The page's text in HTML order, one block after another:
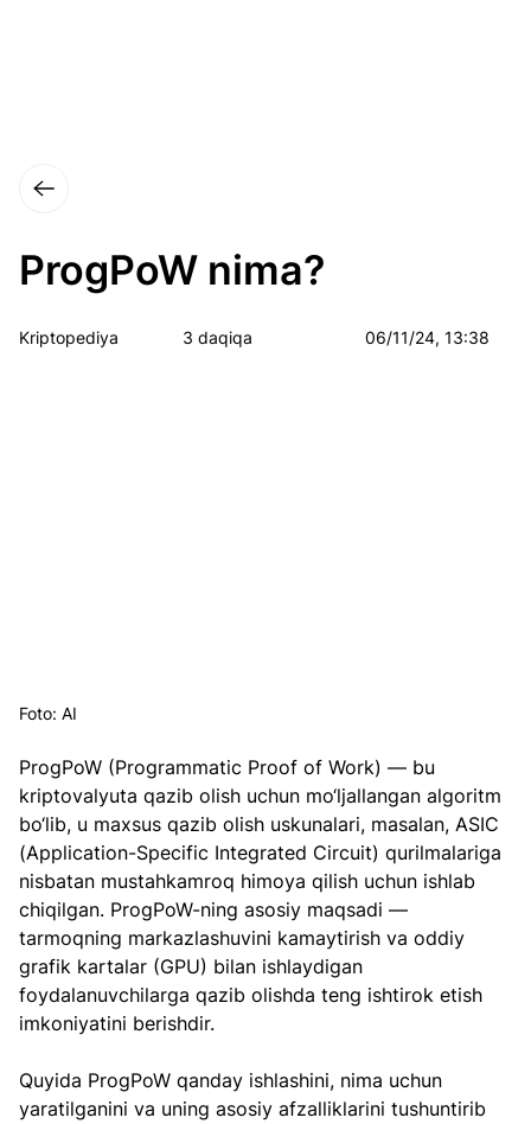
ProgPoW nima?
Kriptopediya 3 daqiqa 06/11/24, 13:38
Foto: AI
ProgPoW (Programmatic Proof of Work) — bu
kriptovalyuta qazib olish uchun mo‘ljallangan algoritm
bo‘lib, u maxsus qazib olish uskunalari, masalan, ASIC
(Application-Specific Integrated Circuit) qurilmalariga
nisbatan mustahkamroq himoya qilish uchun ishlab
chiqilgan. ProgPoW-ning asosiy maqsadi —
tarmoqning markazlashuvini kamaytirish va oddiy
grafik kartalar (GPU) bilan ishlaydigan
foydalanuvchilarga qazib olishda teng ishtirok etish
imkoniyatini berishdir.
Quyida ProgPoW qanday ishlashini, nima uchun
yaratilganini va uning asosiy afzalliklarini tushuntirib